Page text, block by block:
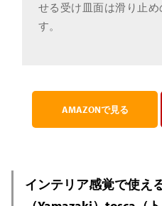
せる受け皿面は滑り止
す。
AMAZONで見る
インテリア感覚で使え